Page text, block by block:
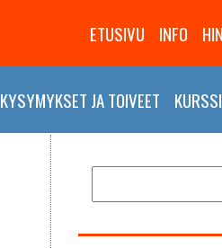
ETUSIVU INFO
KYSYMYKSET JA TOIVEET